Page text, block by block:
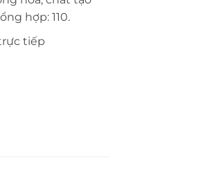
hợp: 110.
tiếp